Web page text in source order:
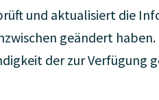
und aktualisiert die
geändert
der zur